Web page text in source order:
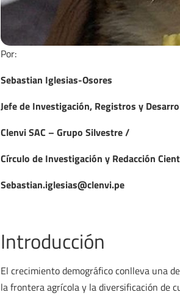
Por:
Sebastian Iglesias-Osores
Jefe de Investigación, Registros y
Clenvi SAC – Grupo Silvestre /
Círculo de Investigación y Redacción
Sebastian.iglesias@clenvi.pe
Introducción
El crecimiento demográfico conlleva una
la frontera agrícola y la diversificación de